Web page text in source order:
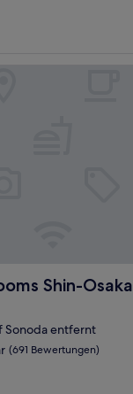
Shin-Osaka
Osaka
Sonoda entfernt
(691 Bewertungen)